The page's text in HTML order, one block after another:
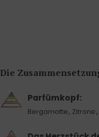
Die
Parfümkopf:
Bergamotte, Zitrone ,